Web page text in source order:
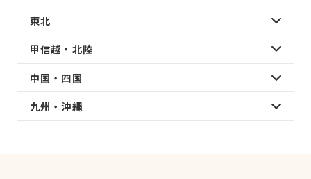
東北
甲信越・北陸
中国・四国
九州・沖縄